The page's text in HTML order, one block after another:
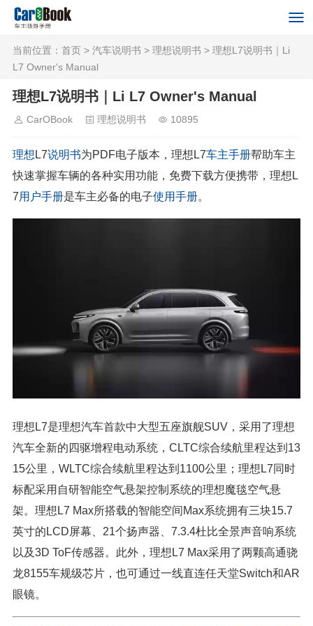
当前位置： 首页 > 汽车说明书 > 理想说明书 > 理想L7说明书｜Li
L7 Owner's Manual
理想L7说明书｜Li L7 Owner's Manual
CarOBook 理想说明书 10895
理想 L7说明书为PDF电子版本，理想L7车主手册帮助车主
快速掌握车辆的各种实用功能，免费下载方便携带，理想L
7用户手册是车主必备的电子使用手册。
理想L7是理想汽车首款中大型五座旗舰SUV，采用了理想
汽车全新的四驱增程电动系统，CLTC综合续航里程达到13
15公里，WLTC综合续航里程达到1100公里；理想L7同时
标配采用自研智能空气悬架控制系统的理想魔毯空气悬
架。理想L7 Max所搭载的智能空间Max系统拥有三块15.7
英寸的LCD屏幕、21个扬声器、7.3.4杜比全景声音响系统
以及3D ToF传感器。此外，理想L7 Max采用了两颗高通骁
龙8155车规级芯片，也可通过一线直连任天堂Switch和AR
眼镜。